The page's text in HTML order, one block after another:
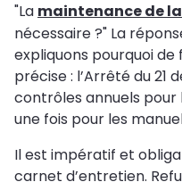
"La maintenance de
nécessaire ?" La
expliquons pourquoi de
précise : l’Arrêté du 21
contrôles annuels
une fois pour les
Il est impératif et
carnet d’entretien.